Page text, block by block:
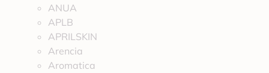
ANUA
APLB
APRILSKIN
Arencia
Aromatica